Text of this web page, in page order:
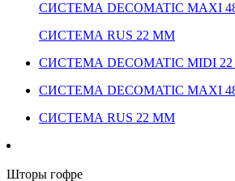
СИСТЕМА DECOMATIC MAXI
СИСТЕМА RUS 22 ММ
СИСТЕМА DECOMATIC MIDI
СИСТЕМА DECOMATIC MAXI
СИСТЕМА RUS 22 ММ
Шторы гофре